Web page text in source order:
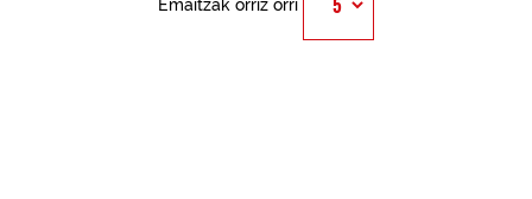
Emaitzak orriz orri